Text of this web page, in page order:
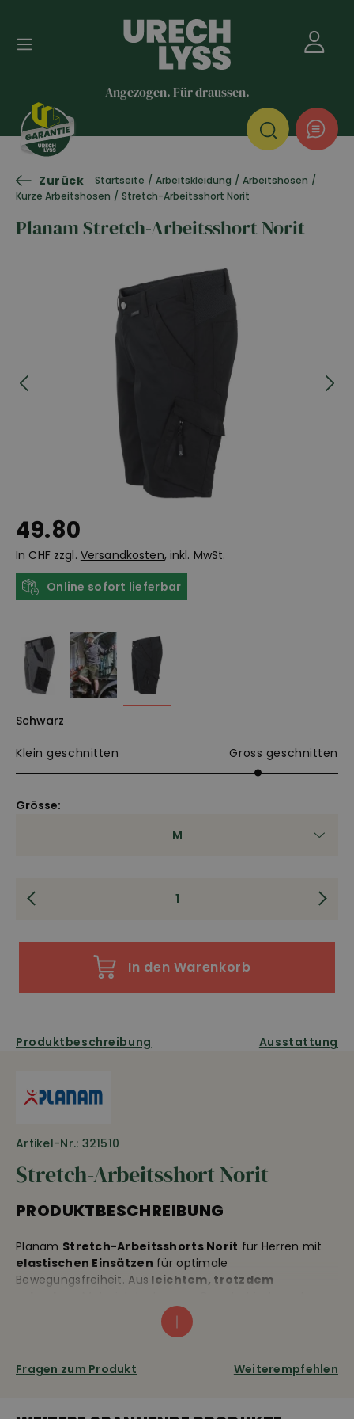
Angezogen. Für draussen.
Zurück Startseite / Arbeitskleidung / Arbeitshosen /
Kurze Arbeitshosen / Stretch-Arbeitsshort Norit
Planam Stretch-Arbeitsshort Norit
49.80
In CHF zzgl. Versandkosten, inkl. MwSt.
Online sofort lieferbar
Schwarz
Klein geschnitten Gross geschnitten
Grösse:
M
In den Warenkorb
Produktbeschreibung Ausstattung
Artikel-Nr.: 321510
Stretch-Arbeitsshort Norit
PRODUKTBESCHREIBUNG
Planam Stretch-Arbeitsshorts Norit für Herren mit
elastischen Einsätzen für optimale
Bewegungsfreiheit. Aus leichtem, trotzdem
langlebig und abriebfest und dies zu einem top
Kurze Arbeitshose mit
Stretch-Einsätze im
Innenschenkel
. Ausgestattet mit 2 seitlichen Taschen
• 2 Gesässtaschen • Beintasche links mit Patte und
Fragen zum Produkt Weiterempfehlen